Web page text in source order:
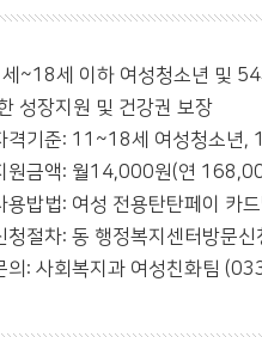
~18세 이하 여성청소년 및 54
성장지원 및 건강권 보장
격기준: 11~18세 여성청소년,
원금액: 월14,000원(연
용밥법: 여성 전용탄탄페이 카
청절차: 동 행정복지센터방문신
의: 사회복지과 여성친화팀